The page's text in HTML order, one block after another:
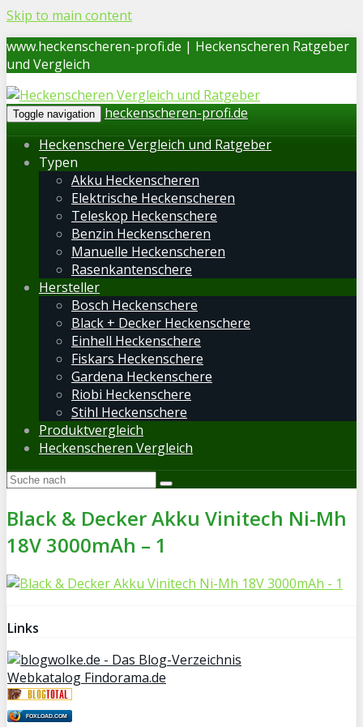
Skip to main content
www.heckenscheren-profi.de | Heckenscheren Ratgeber
und Vergleich
Toggle navigation
heckenscheren-profi.de
Heckenschere Vergleich und Ratgeber
Typen
Akku Heckenscheren
Elektrische Heckenscheren
Teleskop Heckenschere
Benzin Heckenscheren
Manuelle Heckenscheren
Rasenkantenschere
Hersteller
Bosch Heckenschere
Black + Decker Heckenschere
Einhell Heckenschere
Fiskars Heckenschere
Gardena Heckenschere
Riobi Heckenschere
Stihl Heckenschere
Produktvergleich
Heckenscheren Vergleich
Black & Decker Akku Vinitech Ni-Mh
18V 3000mAh – 1
Links
Webkatalog Findorama.de
FOXLOAD.COM